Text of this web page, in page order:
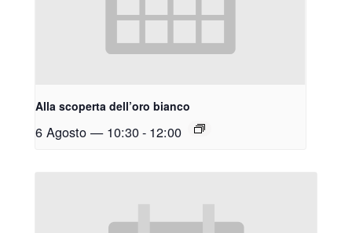
Alla scoperta dell’oro bianco
6 Agosto — 10:30- 12:00